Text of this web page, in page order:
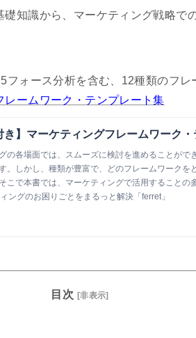
知識から、マーケティング戦略で
フォース分析を含む、12種類のフレ
レームワーク・テンプレート集
き】マーケティングフレームワーク
の各場面では、スムーズに検討を進めることがで
。しかし、種類が豊富で、どのフレームワークを
こで本書では、マーケティングで活用することの
ームワークごとに、3種類ずつ入力例を添付しまし
ングのお困りごとをまるっと解決「ferret」
目次 [非表示]